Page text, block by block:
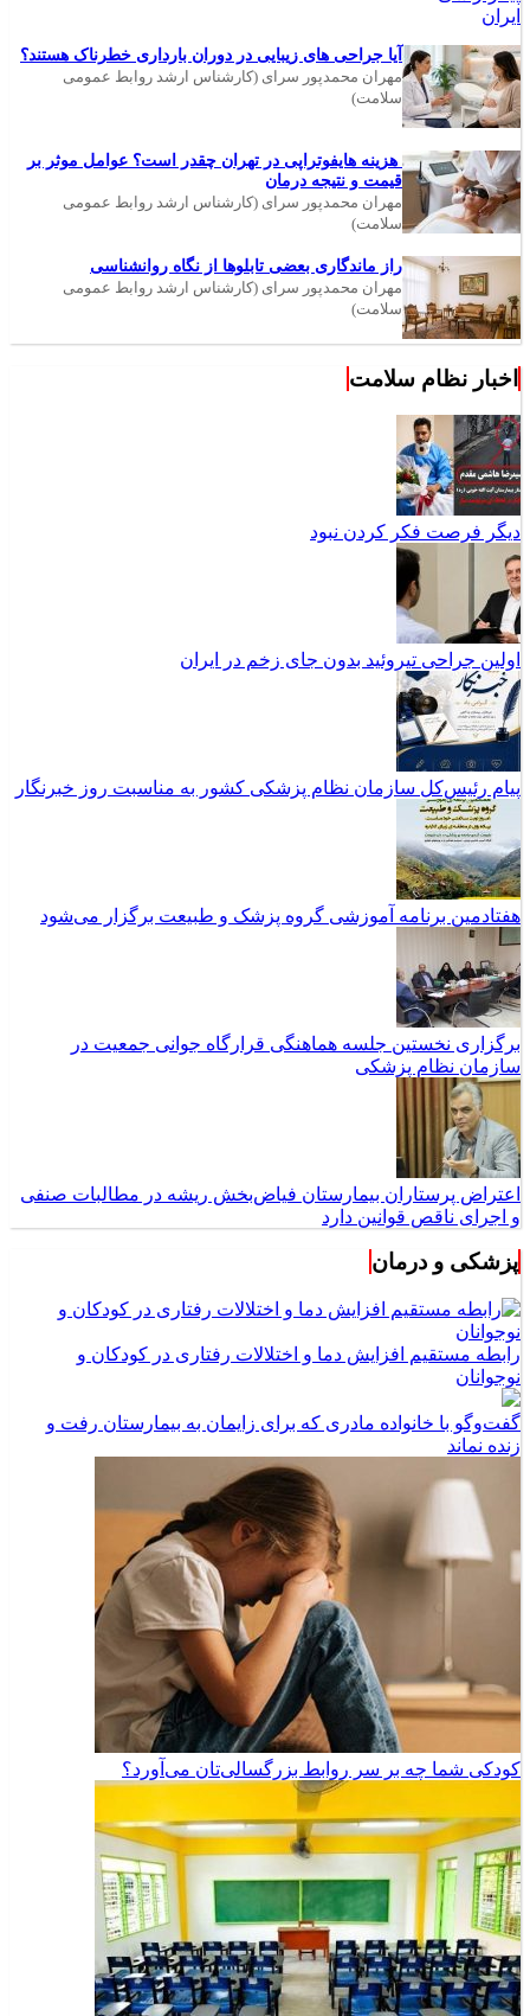
آیا جراحی های زیبایی در دوران بارداری خطرناک هستند؟
مهران محمدپور سرای (کارشناس ارشد روابط عمومی
سلامت)
هزینه هایفوتراپی در تهران چقدر است؟ عوامل موثر بر
قیمت و نتیجه درمان
مهران محمدپور سرای (کارشناس ارشد روابط عمومی
سلامت)
راز ماندگاری بعضی تابلوها از نگاه روانشناسی
مهران محمدپور سرای (کارشناس ارشد روابط عمومی
سلامت)
اخبار نظام سلامت
دیگر فرصت فکر کردن نبود
اولین جراحی تیروئید بدون جای زخم در ایران
پیام رئیس‌کل سازمان نظام پزشکی کشور به مناسبت روز خبرنگار
هفتادمین برنامه آموزشی گروه پزشک و طبیعت برگزار می‌شود
برگزاری نخستین جلسه هماهنگی قرارگاه جوانی جمعیت در
سازمان نظام پزشکی
اعتراض پرستاران بیمارستان فیاض‌بخش ریشه در مطالبات صنفی
و اجرای ناقص قوانین دارد
پزشکی و درمان
رابطه مستقیم افزایش دما و اختلالات رفتاری در کودکان و
نوجوانان
گفت‌وگو با خانواده مادری که برای زایمان به بیمارستان رفت و
زنده نماند
کودکی شما چه بر سر روابط بزرگسالی‌تان می‌آورد؟